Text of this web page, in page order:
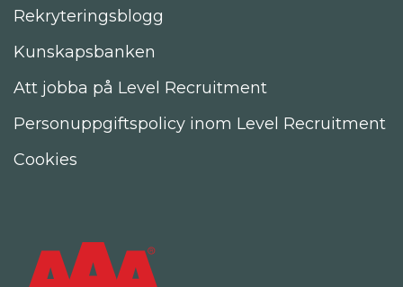
Rekryteringsblogg
Kunskapsbanken
Att jobba på Level Recruitment
Personuppgiftspolicy inom Level Recruitment
Cookies